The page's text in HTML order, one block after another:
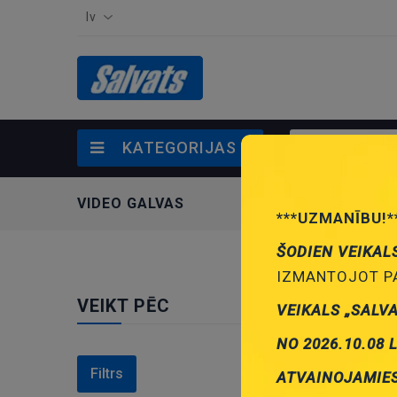
lv
KATEGORIJAS
VIDEO GALVAS
VEIKT PĒC
Filtrs
ŠODIEN
IZMANTOJOT
VEIKALS
NO 2026.10.08